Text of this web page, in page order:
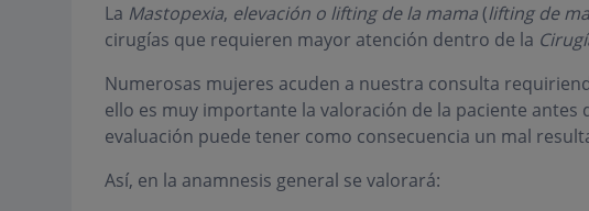
La Mastopexia, elevación o lifting de la mama(lifting de
cirugías que requieren mayor atención dentro de la
Numerosas mujeres acuden a nuestra consulta
ello es muy importante la valoración de la paciente antes
evaluación puede tener como consecuencia un mal
Así, en la anamnesis general se valorará: